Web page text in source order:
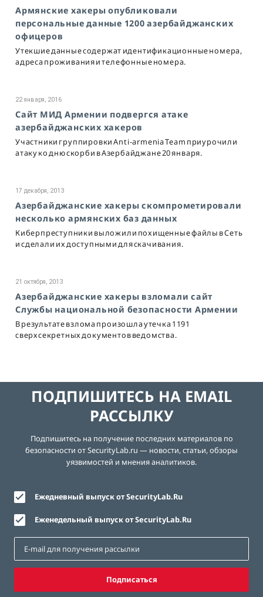
Армянские хакеры опубликовали
персональные данные 1200 азербайджанских
офицеров
Утекшие данные содержат идентификационные номера,
адреса проживания и телефонные номера.
22 января, 2016
Сайт МИД Армении подвергся атаке
азербайджанских хакеров
Участники группировки Anti-armenia Team приурочили
атаку ко дню скорби в Азербайджане 20 января.
17 декабря, 2013
Азербайджанские хакеры скомпрометировали
несколько армянских баз данных
Киберпреступники выложили похищенные файлы в Сеть
и сделали их доступными для скачивания.
21 октября, 2013
Азербайджанские хакеры взломали сайт
Службы национальной безопасности Армении
В результате взлома произошла утечка 1191
сверхсекретных документов ведомства.
ПОДПИШИТЕСЬ НА EMAIL
РАССЫЛКУ
Подпишитесь на получение последних материалов по
безопасности от SecurityLab.ru — новости, статьи, обзоры
уязвимостей и мнения аналитиков.
Ежедневный выпуск от SecurityLab.Ru
Еженедельный выпуск от SecurityLab.Ru
Подписаться